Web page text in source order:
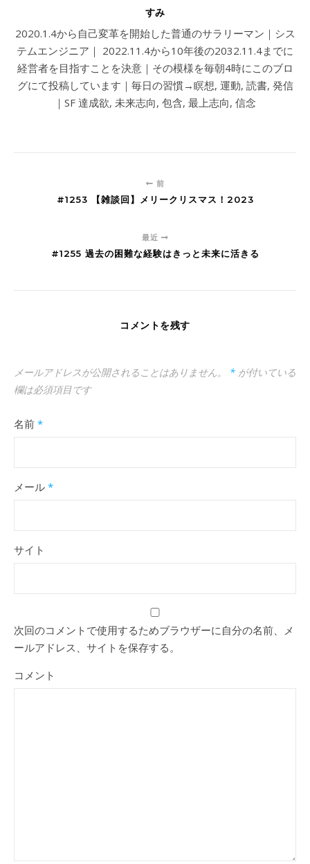
すみ
2020.1.4から自己変革を開始した普通のサラリーマン｜シス
テムエンジニア｜ 2022.11.4から10年後の2032.11.4までに
経営者を目指すことを決意｜その模様を毎朝4時にこのブロ
グにて投稿しています｜毎日の習慣→瞑想, 運動, 読書, 発信
｜SF 達成欲, 未来志向, 包含, 最上志向, 信念
前
#1253 【雑談回】メリークリスマス！2023
最近
#1255 過去の困難な経験はきっと未来に活きる
コメントを残す
メールアドレスが公開されることはありません。 * が付いている
欄は必須項目です
名前 *
メール *
サイト
次回のコメントで使用するためブラウザーに自分の名前、メ
ールアドレス、サイトを保存する。
コメント